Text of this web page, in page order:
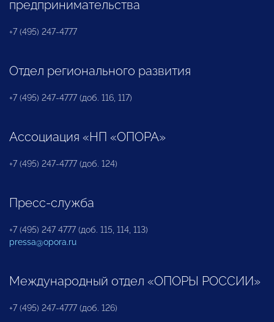
предпринимательства
+7 (495) 247-4777
Отдел регионального развития
+7 (495) 247-4777 (доб. 116, 117)
Ассоциация «НП «ОПОРА»
+7 (495) 247-4777 (доб. 124)
Пресс-служба
+7 (495) 247 4777 (доб. 115, 114, 113)
pressa@opora.ru
Международный отдел «ОПОРЫ РОССИИ»
+7 (495) 247-4777 (доб. 126)